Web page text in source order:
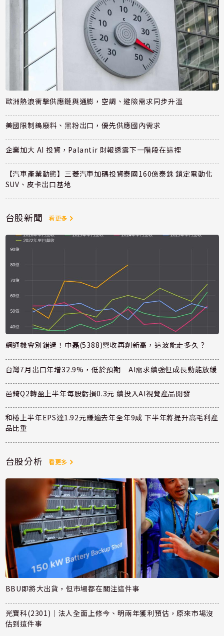
歐洲熱浪衝擊供應鏈與通膨，空調、避險需求同步升溫
美國限制鎢廢料、黑粉出口，優先供應國內需求
企業加大 AI 投資，Palantir 財報透露下一階段在這裡
【汽車產業動態】三菱汽車加碼投資泰國160億泰銖 鎖定電動化
SUV、皮卡出口基地
台股新聞 看更多
網通機會別錯過！中磊(5388)營收再創新高，這波能走多久？
台灣7月出口年增32.9%，低於預期 AI需求續強但成長動能放緩
邑錡Q2轉盈上半年每股虧損0.3元 續投入AI視覺產品開發
和椿上半年EPS達1.92元賺逾去年全年9成 下半年將提升高毛利產
品比重
台股分析 看更多
BBU即將大出貨，但市場都在關注這件事
光寶科(2301)｜法人全面上修今、明兩年獲利預估，原來市場沒
估到這件事